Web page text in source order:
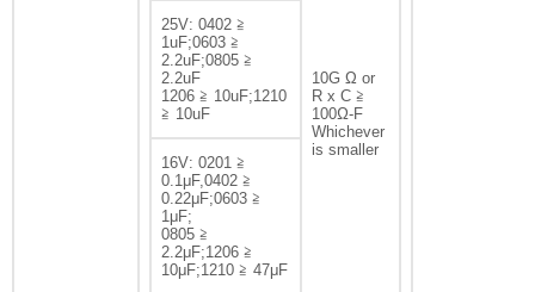
10G Ω or
R x C ≧
100Ω-F
Whichever
is smaller
25V: 0402 ≧
1uF;0603 ≧
2.2uF;0805 ≧
2.2uF
1206 ≧ 10uF;1210
≧ 10uF
16V: 0201 ≧
0.1μF,0402 ≧
0.22μF;0603 ≧
1μF;
0805 ≧
2.2μF;1206 ≧
10μF;1210 ≧ 47μF